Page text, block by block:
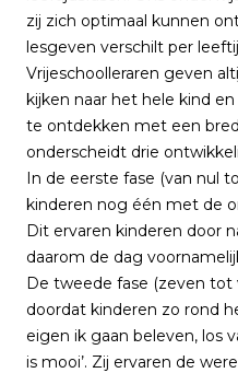
zij zich optimaal kunnen
lesgeven verschilt per
Vrijeschoolleraren geven
kijken naar het hele kind
te ontdekken met een
onderscheidt drie
In de eerste fase (van nul
kinderen nog één met de
Dit ervaren kinderen door
daarom de dag
De tweede fase (zeven tot
doordat kinderen zo rond
eigen ik gaan beleven, los
is mooi’. Zij ervaren de